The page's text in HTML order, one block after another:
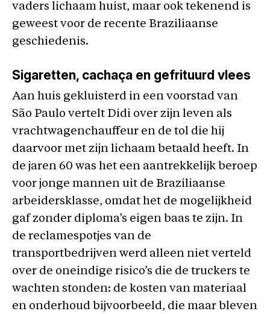
vaders lichaam huist, maar ook tekenend is
geweest voor de recente Braziliaanse
geschiedenis.
Sigaretten, cachaça en gefrituurd vlees
Aan huis gekluisterd in een voorstad van
São Paulo vertelt Didi over zijn leven als
vrachtwagenchauffeur en de tol die hij
daarvoor met zijn lichaam betaald heeft. In
de jaren 60 was het een aantrekkelijk beroep
voor jonge mannen uit de Braziliaanse
arbeidersklasse, omdat het de mogelijkheid
gaf zonder diploma’s eigen baas te zijn. In
de reclamespotjes van de
transportbedrijven werd alleen niet verteld
over de oneindige risico’s die de truckers te
wachten stonden: de kosten van materiaal
en onderhoud bijvoorbeeld, die maar bleven